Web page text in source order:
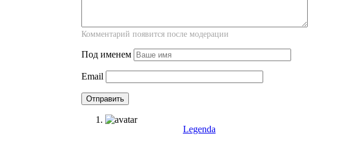
Комментарий появится после модерации
Под именем
Email
Legenda